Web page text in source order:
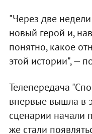
"Через две недели
новый герой и,
понятно, какое
этой истории", —
Телепередача
впервые вышла в
сценарии начали
же стали